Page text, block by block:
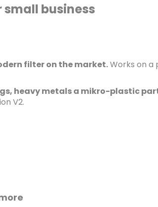
business
filter on the market.Works on a
heavy metals a mikro-plastic
V2.